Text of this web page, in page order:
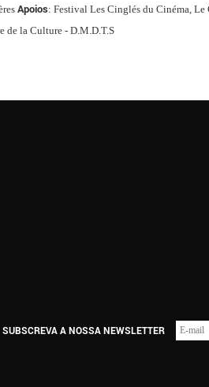
Apoios: Festival Les Cinglés du Cinéma,
de la Culture - D.M.D.T.S
SUBSCREVA A NOSSA NEWSLETTER